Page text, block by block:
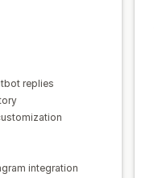
replies
integration